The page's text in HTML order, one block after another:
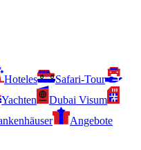
Hoteles
Safari-Tour
Yachten
Dubai Visum
Angebote